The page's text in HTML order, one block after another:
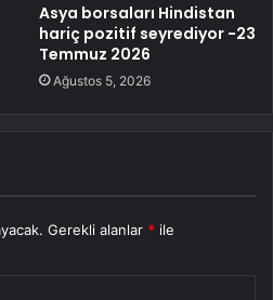
Asya borsaları Hindistan
hariç pozitif seyrediyor -23
Temmuz 2026
Ağustos 5, 2026
Gerekli alanlar * ile